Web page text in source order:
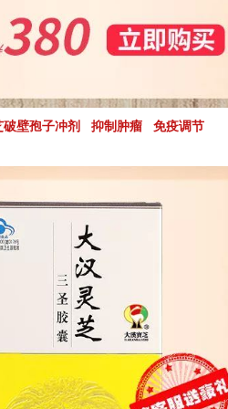
破壁孢子冲剂 抑制肿瘤 免疫调节